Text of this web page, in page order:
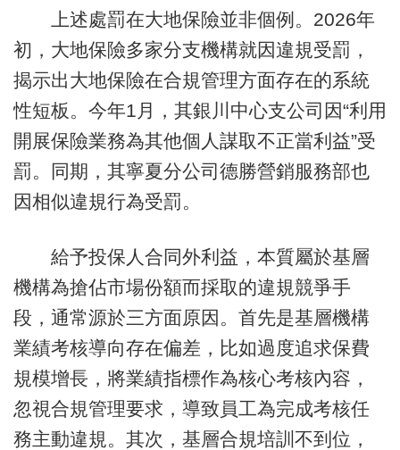
上述處罰在大地保險並非個例。2026年
初，大地保險多家分支機構就因違規受罰，
揭示出大地保險在合規管理方面存在的系統
性短板。今年1月，其銀川中心支公司因“利用
開展保險業務為其他個人謀取不正當利益”受
罰。同期，其寧夏分公司德勝營銷服務部也
因相似違規行為受罰。
給予投保人合同外利益，本質屬於基層
機構為搶佔市場份額而採取的違規競爭手
段，通常源於三方面原因。首先是基層機構
業績考核導向存在偏差，比如過度追求保費
規模增長，將業績指標作為核心考核內容，
忽視合規管理要求，導致員工為完成考核任
務主動違規。其次，基層合規培訓不到位，